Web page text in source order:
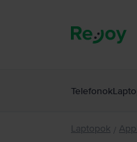
Telefonok
Laptopok /